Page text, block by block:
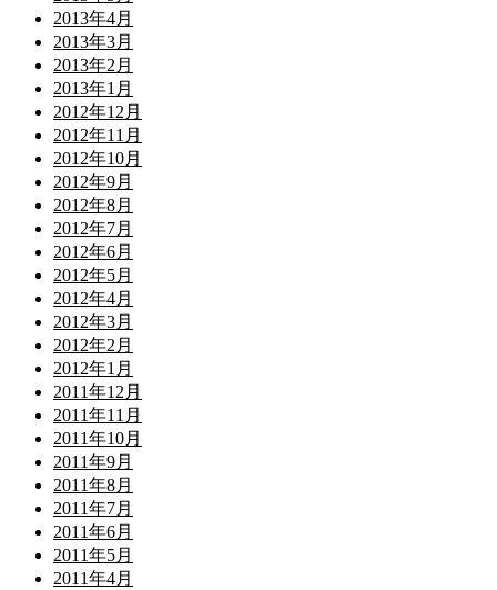
2013年4月
2013年3月
2013年2月
2013年1月
2012年12月
2012年11月
2012年10月
2012年9月
2012年8月
2012年7月
2012年6月
2012年5月
2012年4月
2012年3月
2012年2月
2012年1月
2011年12月
2011年11月
2011年10月
2011年9月
2011年8月
2011年7月
2011年6月
2011年5月
2011年4月